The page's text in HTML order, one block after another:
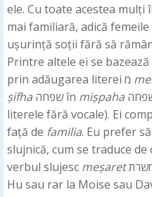
ele. Cu toate acestea mulți
mai familiară, adică
ușurință soții fără să
Printre altele ei se
șifha
שפחה în mișpaha
literele fără vocale). Ei
față de familia. Eu prefer
slujnică, cum se traduce
verbul slujesc meșaretמשרת se referă la Kadoș Baruch
Hu sau rar la Moise sau